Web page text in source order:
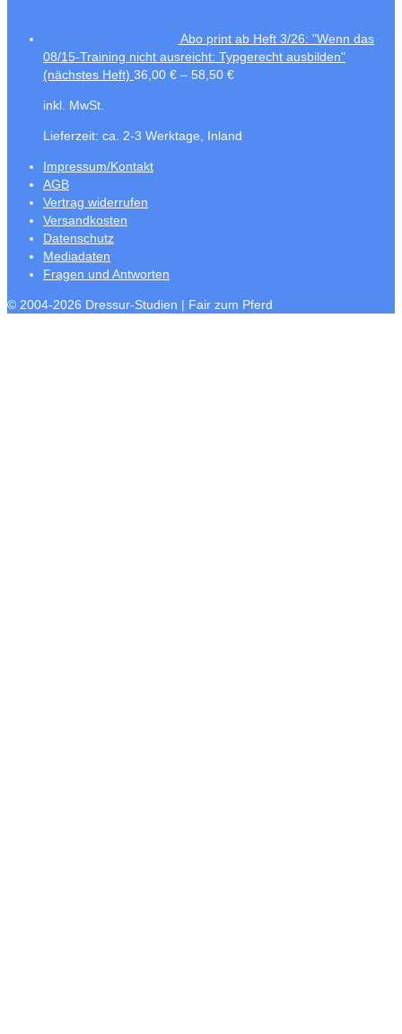
Abo print ab Heft 3/26: "Wenn das
08/15-Training nicht ausreicht: Typgerecht ausbilden"
(nächstes Heft) 36,00 € – 58,50 €
inkl. MwSt.
Lieferzeit: ca. 2-3 Werktage, Inland
Impressum/Kontakt
AGB
Vertrag widerrufen
Versandkosten
Datenschutz
Mediadaten
Fragen und Antworten
© 2004-2026 Dressur-Studien | Fair zum Pferd